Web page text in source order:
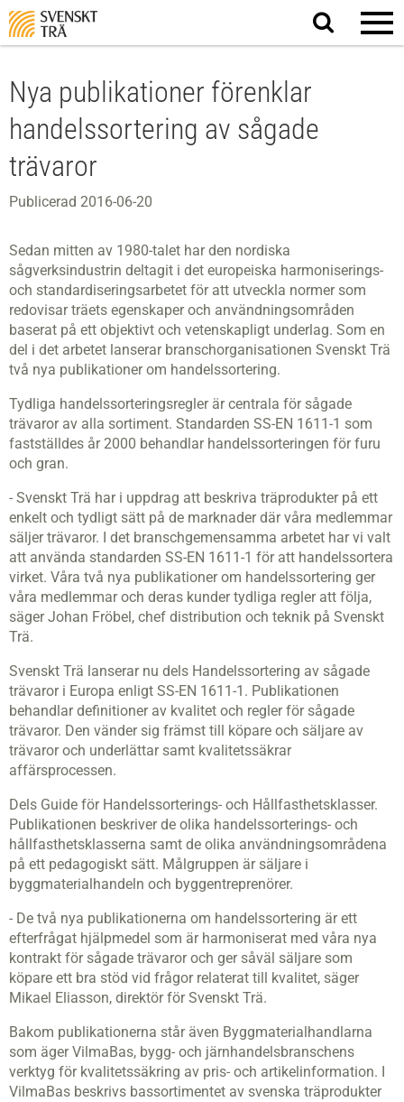
Sök
på
Nya publikationer förenklar
handelssortering av sågade
trävaror
Publicerad 2016-06-20
Sedan mitten av 1980-talet har den nordiska
sågverksindustrin deltagit i det europeiska harmoniserings-
och standardiseringsarbetet för att utveckla normer som
redovisar träets egenskaper och användningsområden
baserat på ett objektivt och vetenskapligt underlag. Som en
del i det arbetet lanserar branschorganisationen Svenskt Trä
två nya publikationer om handelssortering.
Tydliga handelssorteringsregler är centrala för sågade
trävaror av alla sortiment. Standarden SS-EN 1611-1 som
fastställdes år 2000 behandlar handelssorteringen för furu
och gran.
- Svenskt Trä har i uppdrag att beskriva träprodukter på ett
enkelt och tydligt sätt på de marknader där våra medlemmar
säljer trävaror. I det branschgemensamma arbetet har vi valt
att använda standarden SS-EN 1611-1 för att handelssortera
virket. Våra två nya publikationer om handelssortering ger
våra medlemmar och deras kunder tydliga regler att följa,
säger Johan Fröbel, chef distribution och teknik på Svenskt
Trä.
Svenskt Trä lanserar nu dels Handelssortering av sågade
trävaror i Europa enligt SS-EN 1611-1. Publikationen
behandlar definitioner av kvalitet och regler för sågade
trävaror. Den vänder sig främst till köpare och säljare av
trävaror och underlättar samt kvalitetssäkrar
affärsprocessen.
Dels Guide för Handelssorterings- och Hållfasthetsklasser.
Publikationen beskriver de olika handelssorterings- och
hållfasthetsklasserna samt de olika användningsområdena
på ett pedagogiskt sätt. Målgruppen är säljare i
byggmaterialhandeln och byggentreprenörer.
- De två nya publikationerna om handelssortering är ett
efterfrågat hjälpmedel som är harmoniserat med våra nya
kontrakt för sågade trävaror och ger såväl säljare som
köpare ett bra stöd vid frågor relaterat till kvalitet, säger
Mikael Eliasson, direktör för Svenskt Trä.
Bakom publikationerna står även Byggmaterialhandlarna
som äger VilmaBas, bygg- och järnhandelsbranschens
verktyg för kvalitetssäkring av pris- och artikelinformation. I
VilmaBas beskrivs bassortimentet av svenska träprodukter